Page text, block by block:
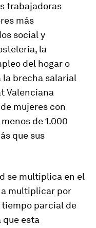
trabajadoras
más
social y
la
del hogar o
la brecha salarial
Valenciana
mujeres con
de 1.000
que sus
se multiplica en el
a multiplicar por
parcial de
que esta